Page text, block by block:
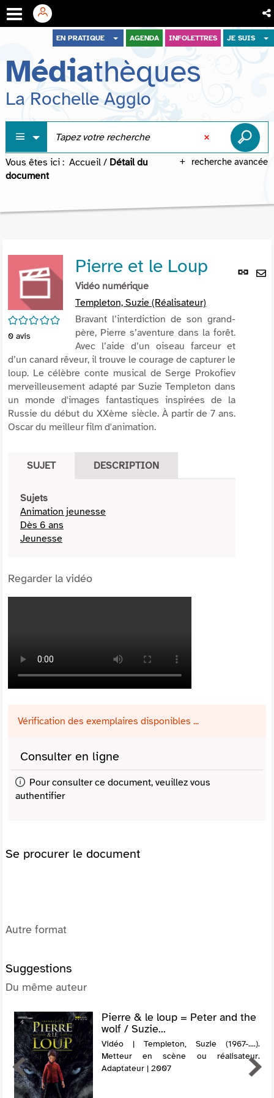
menu
contenu
recherche
EN PRATIQUE AGENDA INFOLETTRES JE SUIS
Médiathèques
La Rochelle Agglo
recherche avancée
Vous êtes ici : Accueil / Détail du
document
Lien
/5
0 avis
Pierre et le Loup
Vidéo numérique
Templeton, Suzie (Réalisateur)
Bravant l’interdiction de son grand-
père, Pierre s’aventure dans la forêt.
Avec l’aide d’un oiseau farceur et
d’un canard rêveur, il trouve le courage de capturer le
loup. Le célèbre conte musical de Serge Prokofiev
merveilleusement adapté par Suzie Templeton dans
un monde d'images fantastiques inspirées de la
Russie du début du XXème siècle. À partir de 7 ans.
Oscar du meilleur film d'animation.
SUJET DESCRIPTION
Sujets
Animation jeunesse
Dès 6 ans
Jeunesse
Regarder la vidéo
Vérification des exemplaires disponibles ...
Consulter en ligne
Pour consulter ce document, veuillez vous
authentifier
Se procurer le document
Autre format
Suggestions
Du même auteur
Pierre & le loup = Peter and the
wolf / Suzie...
Vidéo | Templeton, Suzie (1967-....).
Metteur en scène ou réalisateur.
Adaptateur | 2007